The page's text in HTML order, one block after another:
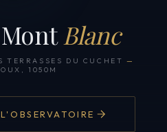
Blanc
TERRASSES DU CUCHET —
1050M